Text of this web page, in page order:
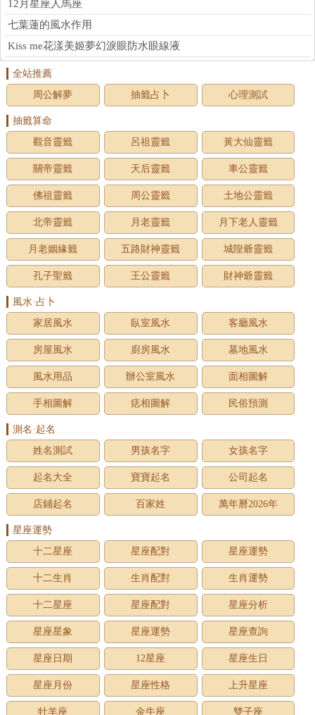
12月星座人馬座
七葉蓮的風水作用
Kiss me花漾美姬夢幻淚眼防水眼線液
全站推薦
周公解夢
抽籤占卜 心理測試
抽籤算命
觀音靈籤
呂祖靈籤 黃大仙靈籤
關帝靈籤 天后靈籤 車公靈籤
佛祖靈籤 周公靈籤 土地公靈籤
北帝靈籤 月老靈籤 月下老人靈籤
月老姻緣籤 五路財神靈籤 城隍爺靈籤
孔子聖籤 王公靈籤 財神爺靈籤
風水·占卜
家居風水
臥室風水 客廳風水
房屋風水 廚房風水 墓地風水
風水用品 辦公室風水 面相圖解
手相圖解 痣相圖解 民俗預測
測名·起名
姓名測試
男孩名字 女孩名字
起名大全 寶寶起名 公司起名
店鋪起名 百家姓 萬年曆2026年
星座運勢
十二星座
星座配對 星座運勢
十二生肖 生肖配對 生肖運勢
十二星座 星座配對 星座分析
星座星象 星座運勢 星座查詢
星座日期 12星座 星座生日
星座月份 星座性格 上升星座
牡羊座 金牛座 雙子座